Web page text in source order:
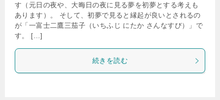
す（元日の夜や、大晦日の夜に見る夢を初夢とする考えも
あります）。 そして、初夢で見ると縁起が良いとされるの
が「一富士二鷹三茄子（いちふじ にたか さんなすび）」で
す。 […]
続きを読む